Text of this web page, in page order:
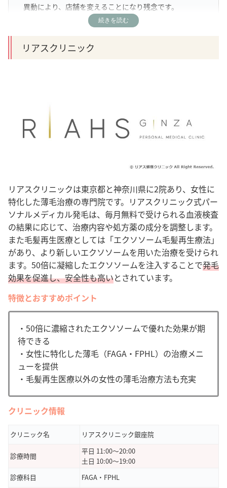
異動により、店舗を変えることになり残念です。
ずっと悩んでいたコンプレックスが適切なカウンセリン
今では以前の自分を思い出せないほどに変わることがで
ありがとうございました。
昔から薄毛が酷く、３０手前で「４０歳？」と聞かれる
ことが多々あり、どうにかしたいと常々思っていまし
た。
自分の兄弟も皆薄毛が酷く、兄が薄毛治療を受けている
と聞き...私も！と思い立って来院しました。
不安だったのですが、先生の「頑張りましょう！」の明
るい言葉に背中を押していただきました。
１つはコンプレックスを解消できそうなので感謝です。
続きを読む
リアスクリニック
リアスクリニックは東京都と神奈川県に2院あり、女性に
特化した薄毛治療の専門院です。リアスクリニック式パー
ソナルメディカル発毛は、毎月無料で受けられる血液検査
の結果に応じて、治療内容や処方薬の成分を調整します。
また毛髪再生医療としては「エクソソーム毛髪再生療法」
があり、より新しいエクソソームを用いた治療を受けられ
ます。50倍に凝縮したエクソソームを注入することで発毛
効果を促進し、安全性も高いとされています。
特徴とおすすめポイント
・ 50倍に濃縮されたエクソソームで優れた効果が期
待できる
・女性に特化した薄毛（FAGA・FPHL）の治療メニ
ューを提供
・毛髪再生医療以外の女性の薄毛治療方法も充実
クリニック情報
クリニック名 リアスクリニック銀座院
診療時間
平日 11:00〜20:00
土日 10:00〜19:00
診療科目
FAGA・FPHL